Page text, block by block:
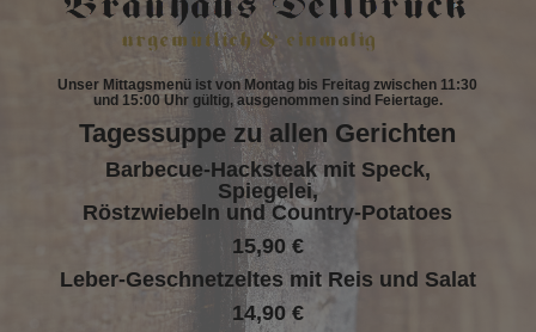
Unser Mittagsmenü ist von Montag bis Freitag zwischen 11:30
und 15:00 Uhr gültig, ausgenommen sind Feiertage.
Tagessuppe zu allen Gerichten
Barbecue-Hacksteak mit Speck,
Spiegelei,
Röstzwiebeln und Country-Potatoes
15,90 €
Leber-Geschnetzeltes mit Reis und Salat
14,90 €